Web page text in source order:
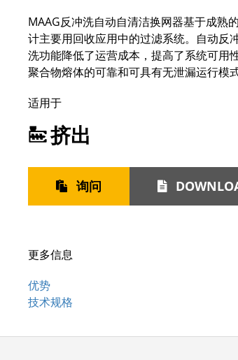
MAAG反冲洗自动自清洁换网器基于成熟
计主要用回收应用中的过滤系统。自动反
洗功能降低了运营成本，提高了系统可用
聚合物熔体的可靠和可具有无泄漏运行模
适用于
挤出
询问
更多信息
优势
技术规格